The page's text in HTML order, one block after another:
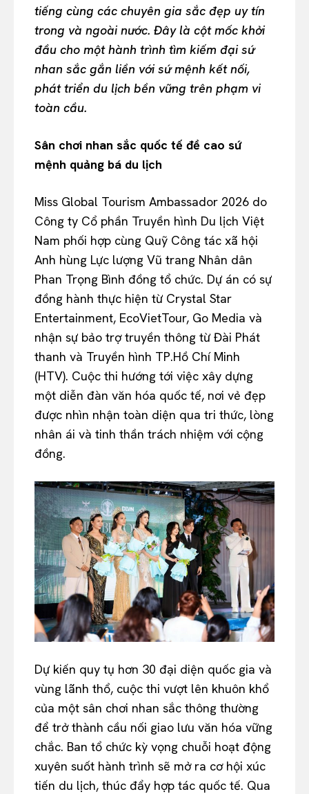
tiếng cùng các chuyên gia sắc đẹp uy tín
trong và ngoài nước. Đây là cột mốc khởi
đầu cho một hành trình tìm kiếm đại sứ
nhan sắc gắn liền với sứ mệnh kết nối,
phát triển du lịch bền vững trên phạm vi
toàn cầu.
Sân chơi nhan sắc quốc tế đề cao sứ
mệnh quảng bá du lịch
Miss Global Tourism Ambassador 2026 do
Công ty Cổ phần Truyền hình Du lịch Việt
Nam phối hợp cùng Quỹ Công tác xã hội
Anh hùng Lực lượng Vũ trang Nhân dân
Phan Trọng Bình đồng tổ chức. Dự án có sự
đồng hành thực hiện từ Crystal Star
Entertainment, EcoVietTour, Go Media và
nhận sự bảo trợ truyền thông từ Đài Phát
thanh và Truyền hình TP.Hồ Chí Minh
(HTV). Cuộc thi hướng tới việc xây dựng
một diễn đàn văn hóa quốc tế, nơi vẻ đẹp
được nhìn nhận toàn diện qua tri thức, lòng
nhân ái và tinh thần trách nhiệm với cộng
đồng.
Dự kiến quy tụ hơn 30 đại diện quốc gia và
vùng lãnh thổ, cuộc thi vượt lên khuôn khổ
của một sân chơi nhan sắc thông thường
để trở thành cầu nối giao lưu văn hóa vững
chắc. Ban tổ chức kỳ vọng chuỗi hoạt động
xuyên suốt hành trình sẽ mở ra cơ hội xúc
tiến du lịch, thúc đẩy hợp tác quốc tế. Qua